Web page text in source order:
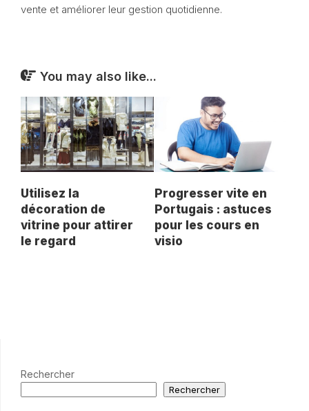
vente et améliorer leur gestion quotidienne.
You may also like...
Utilisez la
décoration de
vitrine pour attirer
le regard
Progresser vite en
Portugais : astuces
pour les cours en
visio
Rechercher
Rechercher